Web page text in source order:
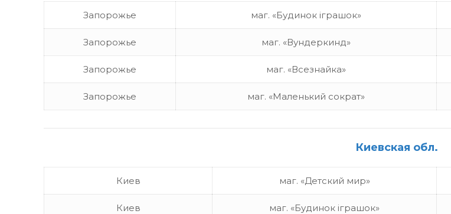
Запорожье маг. «Будинок іграшок»
Запорожье маг. «Вундеркинд»
Запорожье маг. «Всезнайка»
Запорожье маг. «Маленький сократ»
Киевская обл.
Киев маг. «Детский мир»
Киев маг. «Будинок іграшок»